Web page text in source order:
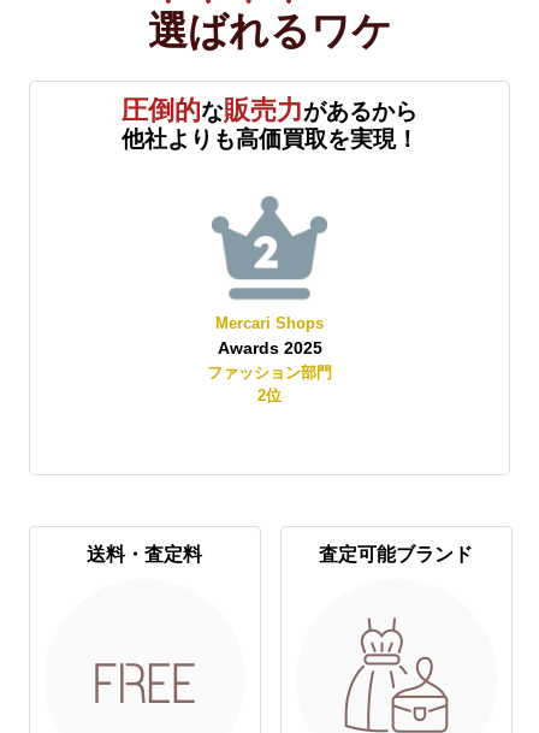
選ばれる ワケ
圧倒的な販売力があるから
他社よりも高価買取を実現！
Mercari Shops
Awards 2025
ファッション部門
2位
送料・査定料 査定可能ブランド